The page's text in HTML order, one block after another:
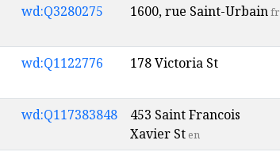
wd:Q3280275 1600, rue Saint-Urbainfr
wd:Q1122776 178 Victoria St
wd:Q117383848
453 Saint Francois
Xavier St en